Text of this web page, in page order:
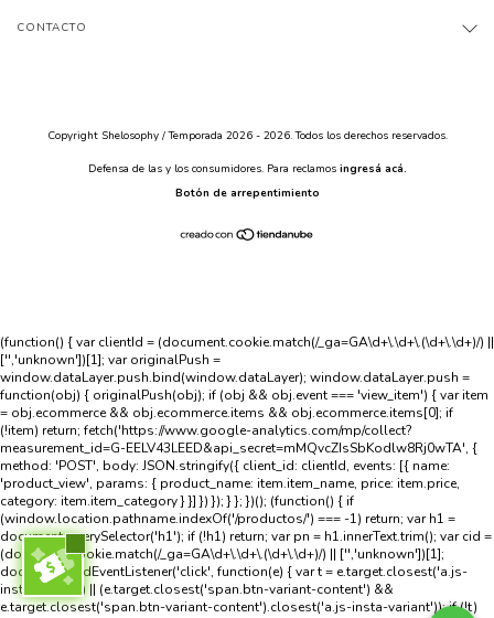
CONTACTO
Copyright Shelosophy / Temporada 2026 - 2026. Todos los derechos reservados.
Defensa de las y los consumidores. Para reclamos ingresá acá.
Botón de arrepentimiento
(function() { var clientId = (document.cookie.match(/_ga=GA\d+\.\d+\.(\d+\.\d+)/) ||
['','unknown'])[1]; var originalPush =
window.dataLayer.push.bind(window.dataLayer); window.dataLayer.push =
function(obj) { originalPush(obj); if (obj && obj.event === 'view_item') { var item
= obj.ecommerce && obj.ecommerce.items && obj.ecommerce.items[0]; if
(!item) return; fetch('https://www.google-analytics.com/mp/collect?
measurement_id=G-EELV43LEED&api_secret=mMQvcZIsSbKodlw8Rj0wTA', {
method: 'POST', body: JSON.stringify({ client_id: clientId, events: [{ name:
'product_view', params: { product_name: item.item_name, price: item.price,
category: item.item_category } }] }) }); } }; })(); (function() { if
(window.location.pathname.indexOf('/productos/') === -1) return; var h1 =
document.querySelector('h1'); if (!h1) return; var pn = h1.innerText.trim(); var cid =
(document.cookie.match(/_ga=GA\d+\.\d+\.(\d+\.\d+)/) || ['','unknown'])[1];
document.addEventListener('click', function(e) { var t = e.target.closest('a.js-
insta-variant') || (e.target.closest('span.btn-variant-content') &&
e.target.closest('span.btn-variant-content').closest('a.js-insta-variant')); if (!t)